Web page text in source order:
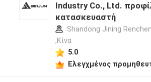
Industry Co., Ltd.
κατασκευαστή
Shandong Jining
,Κίνα
5.0
Ελεγχμένος